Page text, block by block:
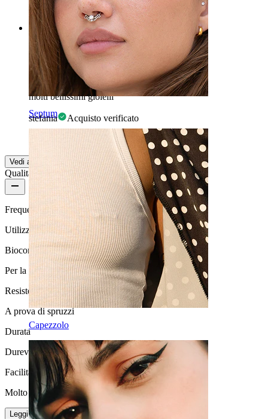
Septum
Capezzolo
Tradotto dall'IA Mostra originale
Rating
anelli carini
molti bellissimi gioielli
stefania Acquisto verificato
Tradotto dall'IA Mostra originale
Vedi altro
Qualità del prodotto
Frequenza di utilizzo
Utilizzo moderato
Biocompatibilità
Per la maggior parte dei tipi di pelle
Resistenza all'acqua
A prova di spruzzi
Durata
Durevole
Facilità d'uso
Molto facile
Leggi di più